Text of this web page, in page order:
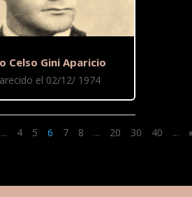
Celso Gini Aparicio
el 02/12/ 1974
... 4 5 6 7 8 ... 20 30 40 ...